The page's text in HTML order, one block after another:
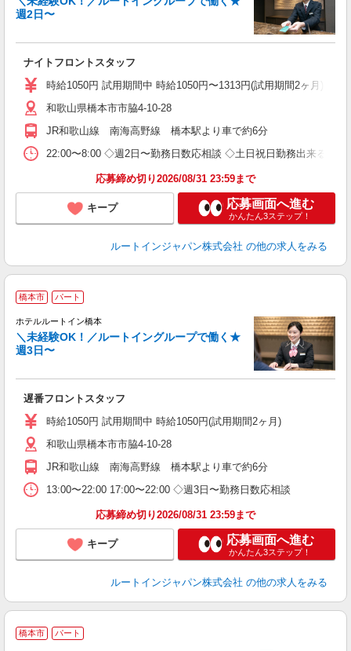
週2日〜
ナイトフロントスタッフ
時給1050円 試用期間中 時給1050円〜1313円(試用期間2ヶ月)
和歌山県橋本市市脇4-10-28
JR和歌山線 南海高野線 橋本駅より車で約6分
22:00〜8:00 ◇週2日〜勤務日数応相談 ◇土日祝日勤務出来る方歓
応募締め切り2026/08/31 23:59まで
キープ 応募画面へ進む
かんたん3ステップ！
ルートインジャパン株式会社 の他の求人をみる
橋本市 パート
ホテルルートイン橋本
＼未経験OK！／ルートイングループで働く★
週3日〜
遅番フロントスタッフ
時給1050円 試用期間中 時給1050円(試用期間2ヶ月)
和歌山県橋本市市脇4-10-28
JR和歌山線 南海高野線 橋本駅より車で約6分
13:00〜22:00 17:00〜22:00 ◇週3日〜勤務日数応相談
応募締め切り2026/08/31 23:59まで
キープ 応募画面へ進む
かんたん3ステップ！
ルートインジャパン株式会社 の他の求人をみる
橋本市 パート